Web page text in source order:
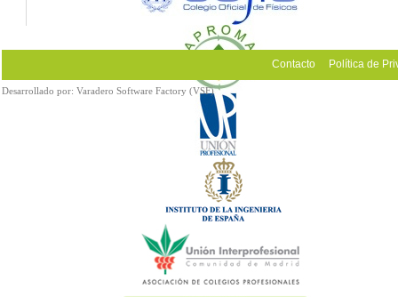
Contacto Política de
Desarrollado por: Varadero Software Factory (VSF)